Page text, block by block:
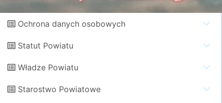
Ochrona danych osobowych
Statut Powiatu
Władze Powiatu
Starostwo Powiatowe